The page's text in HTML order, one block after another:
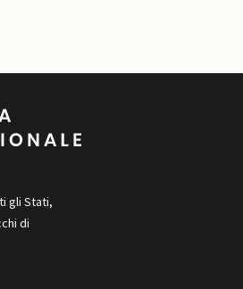
gli Stati,
di